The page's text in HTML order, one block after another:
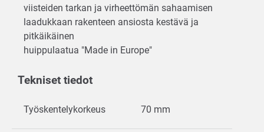
viisteiden tarkan ja virheettömän sahaamisen
laadukkaan rakenteen ansiosta kestävä ja
pitkäikäinen
huippulaatua "Made in Europe"
Tekniset tiedot
Työskentelykorkeus 70 mm